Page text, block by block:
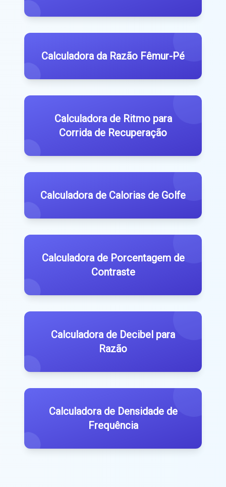
Calculadora da Razão Fêmur-Pé
Calculadora de Ritmo para
Corrida de Recuperação
Calculadora de Calorias de Golfe
Calculadora de Porcentagem de
Contraste
Calculadora de Decibel para
Razão
Calculadora de Densidade de
Frequência